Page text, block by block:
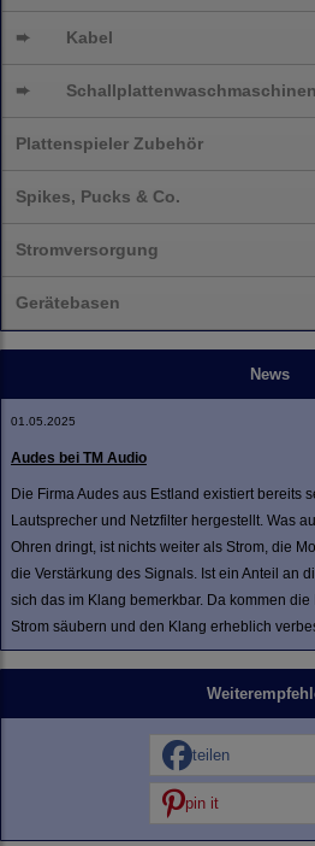
➨ Kabel
➨ Schallplattenwaschmaschinen
Plattenspieler Zubehör
Spikes, Pucks & Co.
Stromversorgung
Gerätebasen
News
01.05.2025
Audes bei TM Audio
Die Firma Audes aus Estland existiert bereits
Lautsprecher und Netzfilter hergestellt. Was
Ohren dringt, ist nichts weiter als Strom, die
die Verstärkung des Signals. Ist ein Anteil an
sich das im Klang bemerkbar. Da kommen
Strom säubern und den Klang erheblich
teilen
pin it